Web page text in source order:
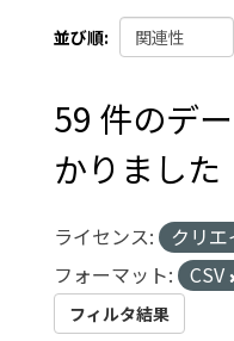
並び順
59 件のデ
かりました
ライセンス:
クリ
フォーマット:
CSV
フィルタ結果